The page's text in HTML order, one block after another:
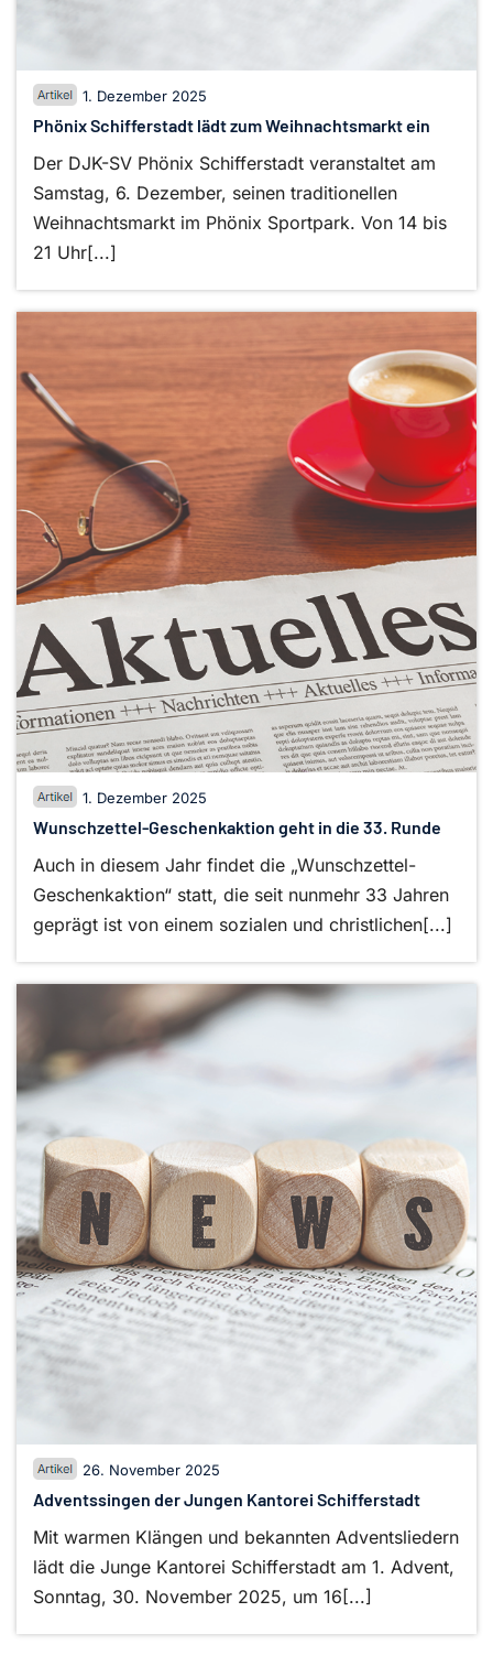
1. Dezember 2025
Phönix Schifferstadt lädt zum Weihnachtsmarkt ein
Der DJK-SV Phönix Schifferstadt veranstaltet am
Samstag, 6. Dezember, seinen traditionellen
Weihnachtsmarkt im Phönix Sportpark. Von 14 bis
21 Uhr[...]
1. Dezember 2025
Wunschzettel-Geschenkaktion geht in die 33. Runde
Auch in diesem Jahr findet die „Wunschzettel-
Geschenkaktion“ statt, die seit nunmehr 33 Jahren
geprägt ist von einem sozialen und christlichen[...]
26. November 2025
Adventssingen der Jungen Kantorei Schifferstadt
Mit warmen Klängen und bekannten Adventsliedern
lädt die Junge Kantorei Schifferstadt am 1. Advent,
Sonntag, 30. November 2025, um 16[...]